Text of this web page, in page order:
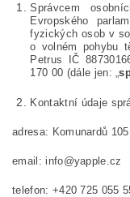
Správcem
Evropského
fyzických osob v
o volném pohybu
Petrus IČ
170 00 (dále jen: „
Kontaktní údaje
adresa: Komunardů
email: info@yapple.cz
telefon: +420 725 055